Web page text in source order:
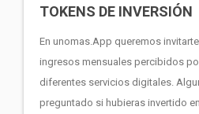
TOKENS DE INVERSIÓN
En unomas.App queremos
ingresos mensuales percibidos
diferentes servicios digitales.
preguntado si hubieras invertido